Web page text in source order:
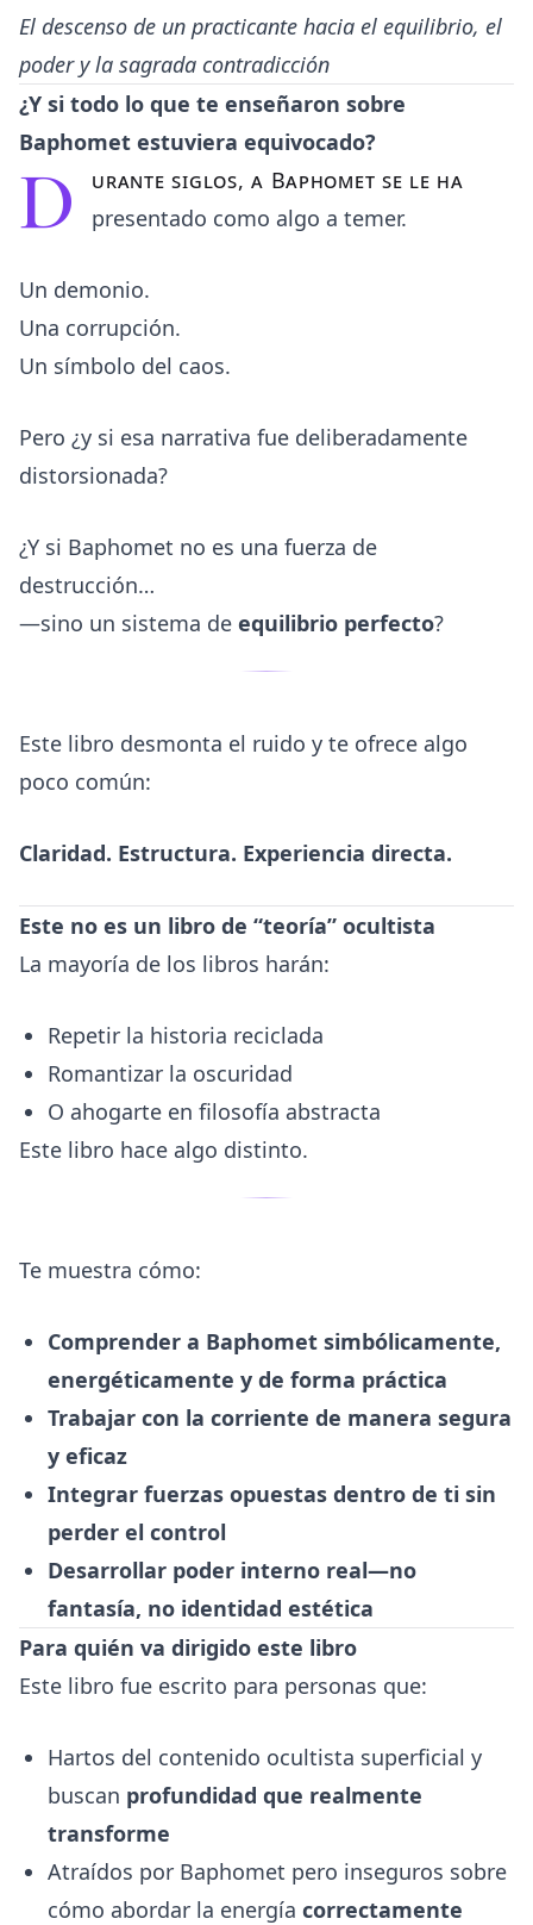
El descenso de un practicante hacia el equilibrio, el
poder y la sagrada contradicción
¿Y si todo lo que te enseñaron sobre
Baphomet estuviera equivocado?
D
urante siglos, a Baphomet se le ha
presentado como algo a temer.
Un demonio.
Una corrupción.
Un símbolo del caos.
Pero ¿y si esa narrativa fue deliberadamente
distorsionada?
¿Y si Baphomet no es una fuerza de
destrucción…
—sino un sistema de equilibrio perfecto?
Este libro desmonta el ruido y te ofrece algo
poco común:
Claridad. Estructura. Experiencia directa.
Este no es un libro de “teoría” ocultista
La mayoría de los libros harán:
Repetir la historia reciclada
Romantizar la oscuridad
O ahogarte en filosofía abstracta
Este libro hace algo distinto.
Te muestra cómo:
Comprender a Baphomet simbólicamente,
energéticamente y de forma práctica
Trabajar con la corriente de manera segura
y eficaz
Integrar fuerzas opuestas dentro de ti sin
perder el control
Desarrollar poder interno real—no
fantasía, no identidad estética
Para quién va dirigido este libro
Este libro fue escrito para personas que:
Hartos del contenido ocultista superficial y
buscan profundidad que realmente
transforme
Atraídos por Baphomet pero inseguros sobre
cómo abordar la energía correctamente